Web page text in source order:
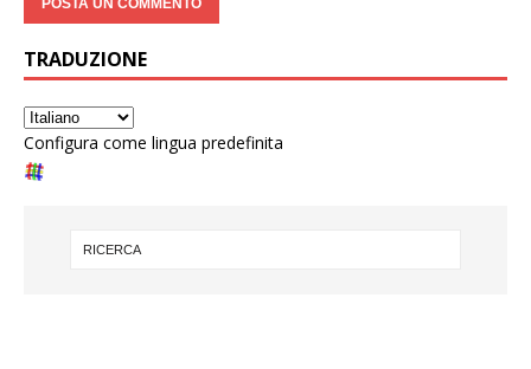
TRADUZIONE
Configura come lingua predefinita